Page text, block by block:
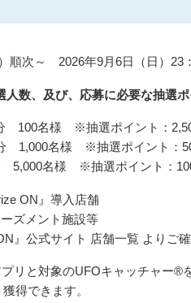
順次～ 2026年9月6日（日）23
人数、及び、応募に必要な抽選
100名様 ※抽選ポイント：
1,000名様 ※抽選ポイント：
5,000名様 ※抽選ポイント：
ON』導入店舗
ズメント施設等
』公式サイト 店舗一覧 よりご確
プリと対象のUFOキャッチャー
得できます。